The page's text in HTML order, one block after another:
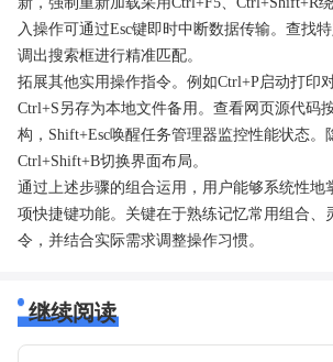
入操作可通过Esc键即时中断数据传输。查找
调出搜索框进行精准匹配。
拓展其他实用操作指令。例如Ctrl+P启动打印
Ctrl+S另存为本地文件备用。查看网页源代码
构，Shift+Esc唤醒任务管理器监控性能状态。
Ctrl+Shift+B切换界面布局。
通过上述步骤的组合运用，用户能够系统性地
项快捷键功能。关键在于熟练记忆常用组合、
令，并结合实际需求调整操作习惯。
继续阅读